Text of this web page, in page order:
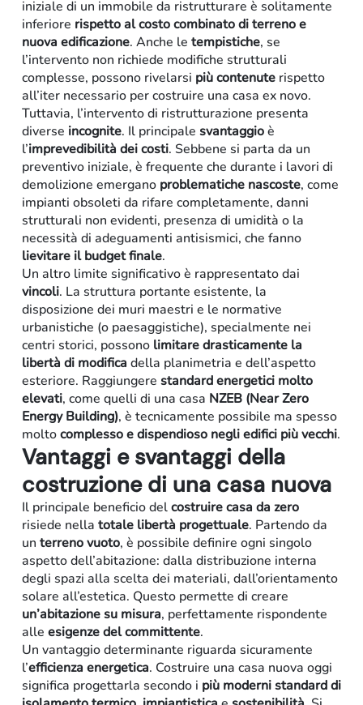
Residenziale
Arredo-contract
iniziale di un immobile da ristrutturare è solitamente
inferiore rispetto al costo combinato di terreno e
nuova edificazione. Anche le tempistiche, se
l’intervento non richiede modifiche strutturali
complesse, possono rivelarsi più contenuterispetto
all’iter necessario per costruire una casa ex novo.
Tuttavia, l’intervento di ristrutturazione presenta
diverse incognite. Il principale svantaggioè
l’imprevedibilità dei costi. Sebbene si parta da un
preventivo iniziale, è frequente che durante i lavori di
demolizione emergano problematiche nascoste, come
impianti obsoleti da rifare completamente, danni
strutturali non evidenti, presenza di umidità o la
necessità di adeguamenti antisismici, che fanno
lievitare il budget finale.
Un altro limite significativo è rappresentato dai
vincoli. La struttura portante esistente, la
disposizione dei muri maestri e le normative
urbanistiche (o paesaggistiche), specialmente nei
centri storici, possonolimitare drasticamente la
libertà di modifica della planimetria e dell’aspetto
esteriore. Raggiungere standard energetici molto
elevati, come quelli di una casa NZEB (Near Zero
Energy Building), è tecnicamente possibile ma spesso
moltocomplesso e dispendioso negli edifici più vecchi.
Vantaggi e svantaggi della
costruzione di una casa nuova
Il principale beneficio delcostruire casa da zero
risiede nella totale libertà progettuale. Partendo da
un terreno vuoto, è possibile definire ogni singolo
aspetto dell’abitazione: dalla distribuzione interna
degli spazi alla scelta dei materiali, dall’orientamento
solare all’estetica. Questo permette di creare
un’abitazione su misura, perfettamente rispondente
alle esigenze del committente.
Un vantaggio determinante riguarda sicuramente
l’efficienza energetica. Costruire una casa nuova oggi
significa progettarla secondo i più moderni standard di